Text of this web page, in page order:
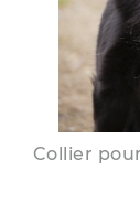
Collier